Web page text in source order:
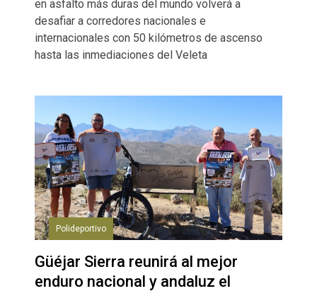
en asfalto más duras del mundo volverá a
desafiar a corredores nacionales e
internacionales con 50 kilómetros de ascenso
hasta las inmediaciones del Veleta
Polideportivo
Güéjar Sierra reunirá al mejor
enduro nacional y andaluz el